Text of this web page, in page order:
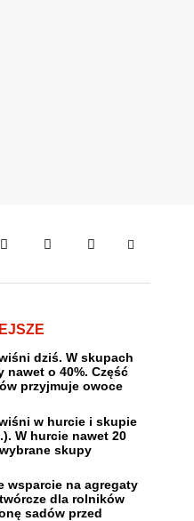
dziś. W skupach
nawet o 40%. Część
przyjmuje owoce
w hurcie i skupie
W hurcie nawet 20
skupy
wsparcie na agregaty
dla rolników
sadów przed